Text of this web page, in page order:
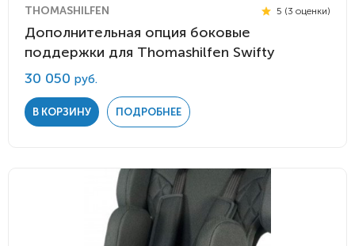
THOMASHILFEN 5 (3 оценки)
Дополнительная опция боковые
поддержки для Thomashilfen Swifty
30 050 руб.
В КОРЗИНУ ПОДРОБНЕЕ